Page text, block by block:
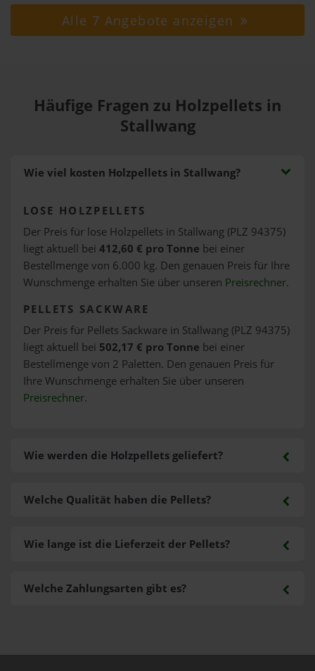
Alle 7 Angebote anzeigen
Häufige Fragen zu Holzpellets in
Stallwang
Wie viel kosten Holzpellets in Stallwang?
LOSE HOLZPELLETS
Der Preis für lose Holzpellets in Stallwang (PLZ 94375)
liegt aktuell bei 412,60 € pro Tonne bei einer
Bestellmenge von 6.000 kg. Den genauen Preis für Ihre
Wunschmenge erhalten Sie über unseren Preisrechner.
PELLETS SACKWARE
Der Preis für Pellets Sackware in Stallwang (PLZ 94375)
liegt aktuell bei 502,17 € pro Tonne bei einer
Bestellmenge von 2 Paletten. Den genauen Preis für
Ihre Wunschmenge erhalten Sie über unseren
Preisrechner.
Wie werden die Holzpellets geliefert?
Welche Zahlungsarten gibt es?
Welche Qualität haben die Pellets?
Wie lange ist die Lieferzeit der Pellets?